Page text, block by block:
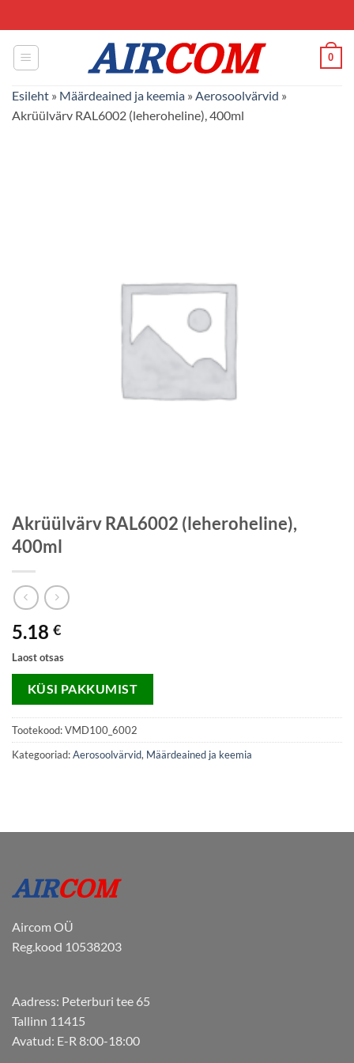
to
content
0
Esileht » Määrdeained ja keemia » Aerosoolvärvid »
Akrüülvärv RAL6002 (leheroheline), 400ml
Akrüülvärv RAL6002 (leheroheline),
400ml
5.18 €
Laost otsas
KÜSI PAKKUMIST
Tootekood:VMD100_6002
Kategooriad:Aerosoolvärvid, Määrdeained ja keemia
Aircom OÜ
Reg.kood 10538203
Aadress: Peterburi tee 65
Tallinn 11415
Avatud: E-R 8:00-18:00